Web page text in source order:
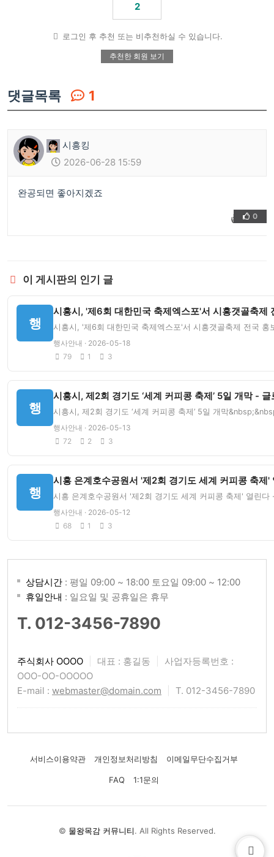
2
로그인 후 추천 또는 비추천하실 수 있습니다.
추천한 회원 보기
댓글목록 1
시흥킹
2026-06-28 15:59
완공되면 좋아지겠죠
👍 ❤️
0
이 게시판의 인기 글
행
시흥시, '제6회 대한민국 축제엑스포'서 시흥갯골축제
시흥시, '제6회 대한민국 축제엑스포'서 시흥갯골축제 전국
행사안내 · 2026-05-18
79
1 3
행
시흥시, 제2회 경기도 ‘세계 커피콩 축제’ 5일 개막 -
시흥시, 제2회 경기도 ‘세계 커피콩 축제’ 5일 개막
행사안내 · 2026-05-13
72
2 3
행
시흥 은계호수공원서 '제2회 경기도 세계 커피콩 축제
시흥 은계호수공원서 '제2회 경기도 세계 커피콩 축제' 열린
행사안내 · 2026-05-12
68
1 3
상담시간 : 평일 09:00 ~ 18:00 토요일 09:00 ~ 12:00
휴일안내 : 일요일 및 공휴일은 휴무
T. 012-3456-7890
주식회사 OOOO 대표 : 홍길동
사업자등록번호 :
OOO-OO-OOOOO
E-mail : webmaster@domain.com T. 012-3456-7890
서비스이용약관 개인정보처리방침 이메일무단수집거부
FAQ 1:1문의
© 물왕목감 커뮤니티. All Rights Reserved.